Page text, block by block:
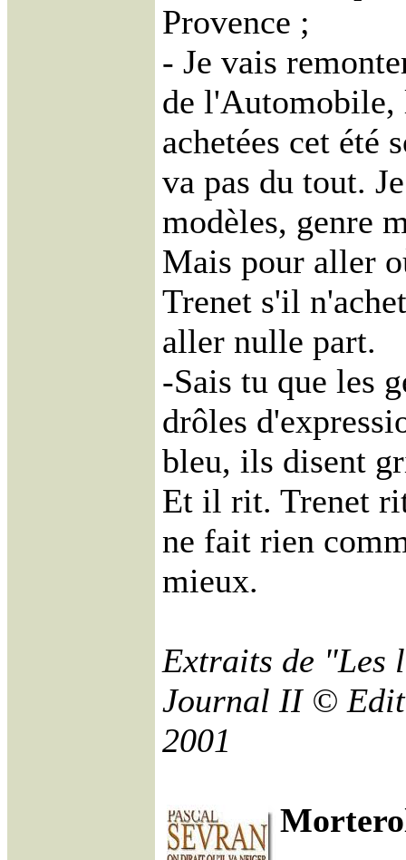
Provence ;
- Je vais
de l'Automobile,
achetées cet été
va pas du tout.
modèles, genre
Mais pour aller
Trenet s'il
aller nulle part.
-Sais tu que les
drôles
bleu, ils disent
Et il rit. Trenet
ne fait rien
mieux.
Extraits de "Les
Journal II ©
2001